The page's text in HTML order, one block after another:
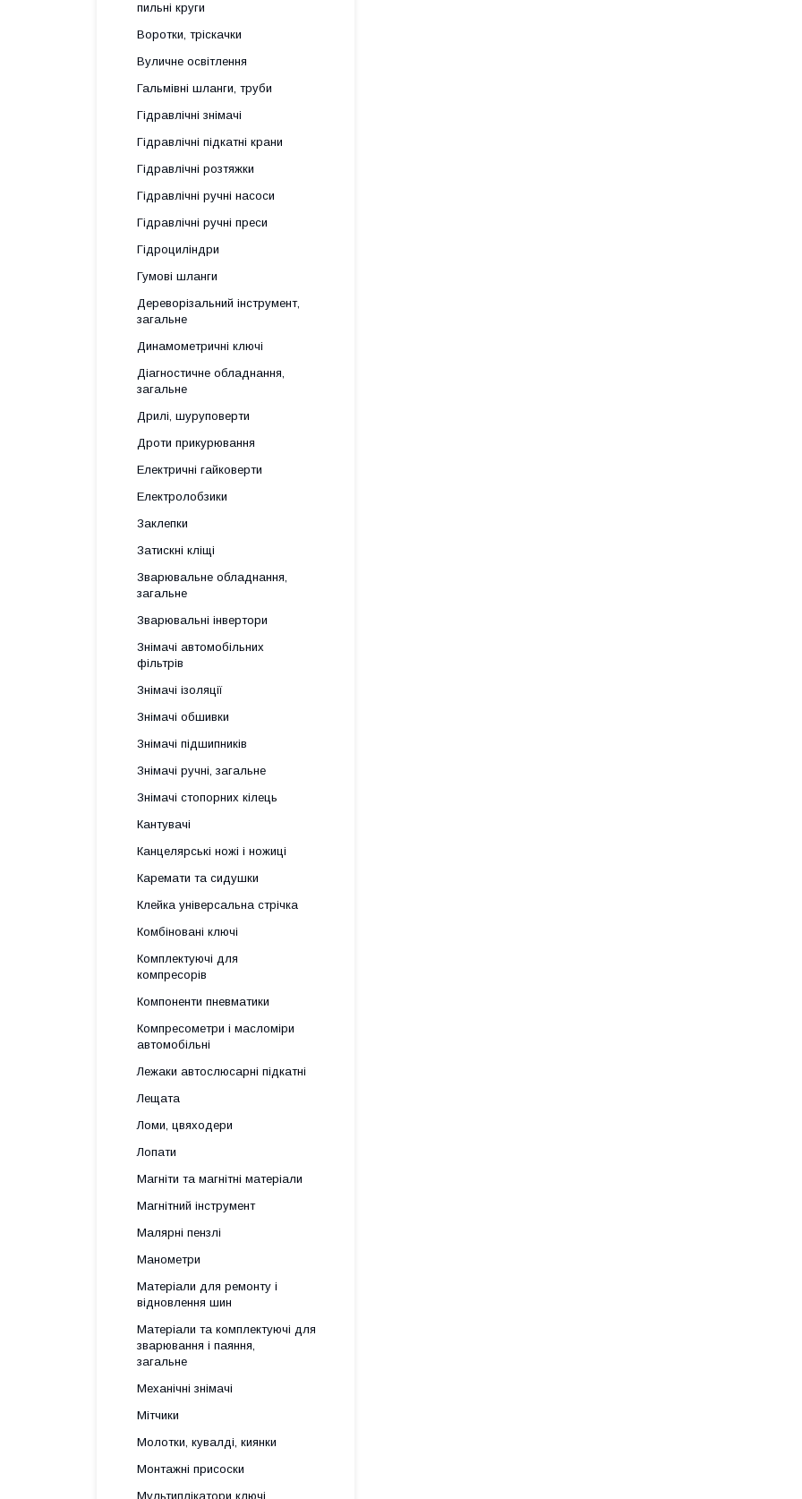
пильні круги
Воротки, тріскачки
Вуличне освітлення
Гальмівні шланги, труби
Гідравлічні знімачі
Гідравлічні підкатні крани
Гідравлічні розтяжки
Гідравлічні ручні насоси
Гідравлічні ручні преси
Гідроциліндри
Гумові шланги
Дереворізальний інструмент,
загальне
Динамометричні ключі
Діагностичне обладнання,
загальне
Дрилі, шуруповерти
Дроти прикурювання
Електричні гайковерти
Електролобзики
Заклепки
Затискні кліщі
Зварювальне обладнання,
загальне
Зварювальні інвертори
Знімачі автомобільних
фільтрів
Знімачі ізоляції
Знімачі обшивки
Знімачі підшипників
Знімачі ручні, загальне
Знімачі стопорних кілець
Кантувачі
Канцелярські ножі і ножиці
Каремати та сидушки
Клейка універсальна стрічка
Комбіновані ключі
Комплектуючі для
компресорів
Компоненти пневматики
Компресометри і масломіри
автомобільні
Лежаки автослюсарні підкатні
Лещата
Ломи, цвяходери
Лопати
Магніти та магнітні матеріали
Магнітний інструмент
Малярні пензлі
Манометри
Матеріали для ремонту і
відновлення шин
Матеріали та комплектуючі для
зварювання і паяння,
загальне
Механічні знімачі
Мітчики
Молотки, кувалді, киянки
Монтажні присоски
Мультиплікатори ключі